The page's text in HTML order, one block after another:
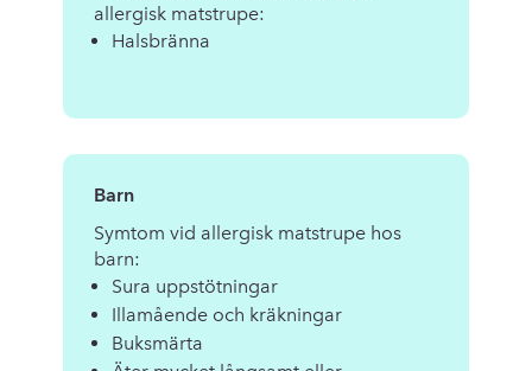
allergisk matstrupe:
Halsbränna
Barn
Symtom vid allergisk matstrupe hos
barn:
Sura uppstötningar
Illamående och kräkningar
Buksmärta